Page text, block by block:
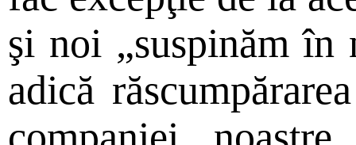
şi noi „suspinăm în
adică